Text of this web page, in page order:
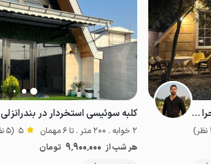
کلبه با استخر و آلاچیق در گورابجیرصحرا خمام کلبه سوئیسی استخردار در بندرانزلی
2 خوابه . 200 متر . تا 6 مهمان 5 (5 نظر)
هر شب از 9٬900٬000 تومان